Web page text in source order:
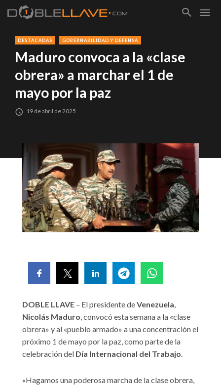
DESTACADAS GOBERNABILIDAD Y DEFENSA
Maduro convoca a la «clase
obrera» a marchar el 1 de
mayo por la paz
19 de abril de 2025
DOBLE LLAVE – El presidente deVenezuela,
Nicolás Maduro, convocó esta semana a la «clase
obrera» y al «pueblo armado» a una concentración el
próximo 1 de mayo por la paz, como parte de la
celebración del Día Internacional del Trabajo.
«Hagamos una poderosa marcha de la clase obrera,